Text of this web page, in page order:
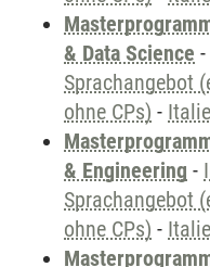
& Data Science -
Sprachangebot
ohne CPs) -
& Engineering -
Sprachangebot
ohne CPs) -